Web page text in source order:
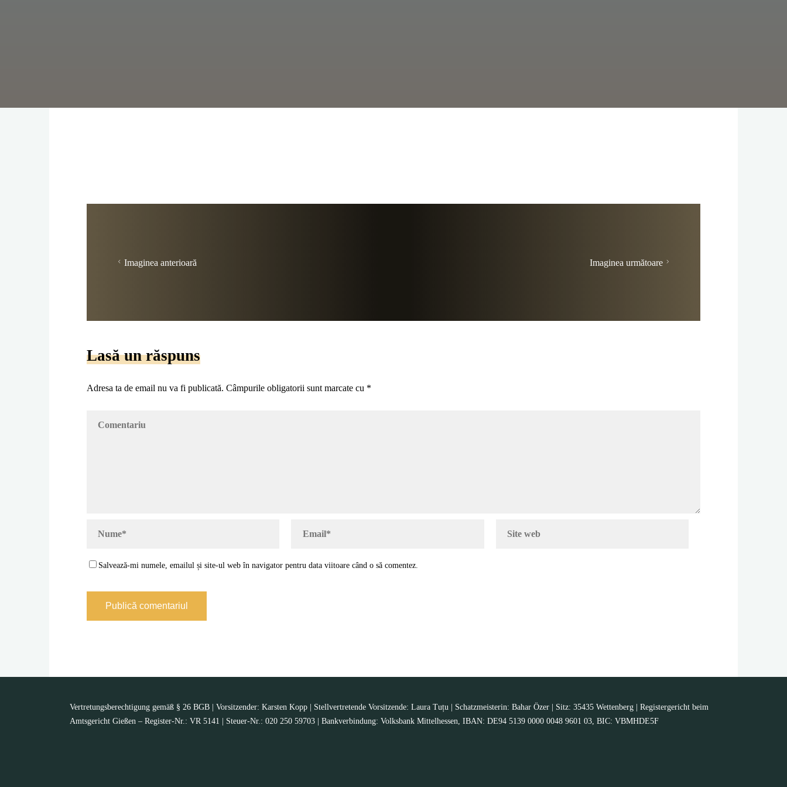
Imaginea anterioară Imaginea următoare
Lasă un răspuns
Adresa ta de email nu va fi publicată. Câmpurile obligatorii sunt marcate cu *
Salvează-mi numele, emailul și site-ul web în navigator pentru data viitoare când o să comentez.
Vertretungsberechtigung gemäß § 26 BGB | Vorsitzender: Karsten Kopp | Stellvertretende Vorsitzende: Laura Tuțu | Schatzmeisterin: Bahar Özer | Sitz: 35435 Wettenberg | Registergericht beim
Amtsgericht Gießen – Register-Nr.: VR 5141 | Steuer-Nr.: 020 250 59703 | Bankverbindung: Volksbank Mittelhessen, IBAN: DE94 5139 0000 0048 9601 03, BIC: VBMHDE5F